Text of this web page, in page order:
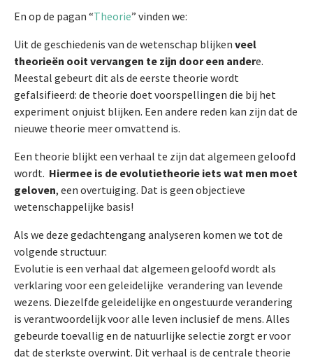
En op de pagan “Theorie” vinden we:
Uit de geschiedenis van de wetenschap blijken veel
theorieën ooit vervangen te zijn door een andere.
Meestal gebeurt dit als de eerste theorie wordt
gefalsifieerd: de theorie doet voorspellingen die bij het
experiment onjuist blijken. Een andere reden kan zijn dat de
nieuwe theorie meer omvattend is.
Een theorie blijkt een verhaal te zijn dat algemeen geloofd
wordt. Hiermee is de evolutietheorie iets wat men moet
geloven, een overtuiging. Dat is geen objectieve
wetenschappelijke basis!
Als we deze gedachtengang analyseren komen we tot de
volgende structuur:
Evolutie is een verhaal dat algemeen geloofd wordt als
verklaring voor een geleidelijke verandering van levende
wezens. Diezelfde geleidelijke en ongestuurde verandering
is verantwoordelijk voor alle leven inclusief de mens. Alles
gebeurde toevallig en de natuurlijke selectie zorgt er voor
dat de sterkste overwint. Dit verhaal is de centrale theorie